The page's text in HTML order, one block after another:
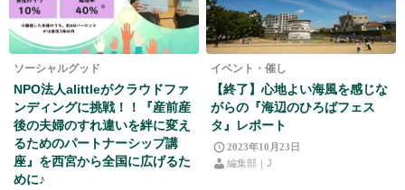
ソーシャルグッド
NPO法人alittleがクラウドファ
ンディングに挑戦！！『産前産
後の夫婦のすれ違いを絆に変え
るためのパートナーシップ講
座』を西宮から全国に広げるた
めに♪
イベント・催し
【終了】心地よい海風を感じな
がらの『海辺のひろばフェス
タ』レポート
2023年10月23日
編集部｜J